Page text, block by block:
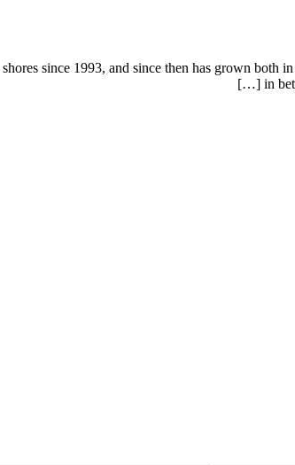
since 1993, and since then has grown
in